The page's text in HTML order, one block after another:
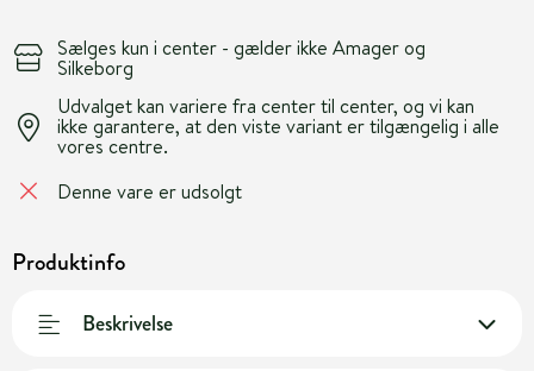
Sælges kun i center - gælder ikke Amager og
Silkeborg
Udvalget kan variere fra center til center, og vi kan
ikke garantere, at den viste variant er tilgængelig i alle
vores centre.
Denne vare er udsolgt
Produktinfo
Beskrivelse